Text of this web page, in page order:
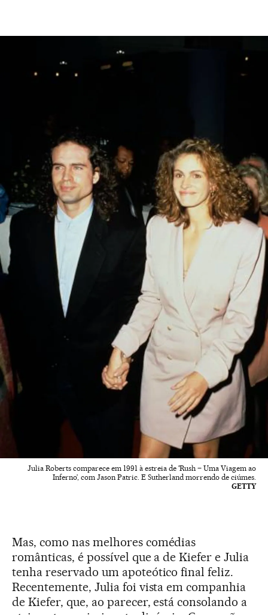
Julia Roberts comparece em 1991 à estreia de 'Rush – Uma Viagem ao
Inferno’, com Jason Patric. E Sutherland morrendo de ciúmes.
GETTY
Mas, como nas melhores comédias
românticas, é possível que a de Kiefer e Julia
tenha reservado um apoteótico final feliz.
Recentemente, Julia foi vista em companhia
de Kiefer, que, ao parecer, está consolando a